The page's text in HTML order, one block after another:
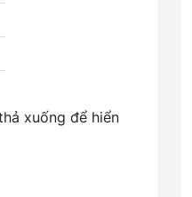
xuống để hiển